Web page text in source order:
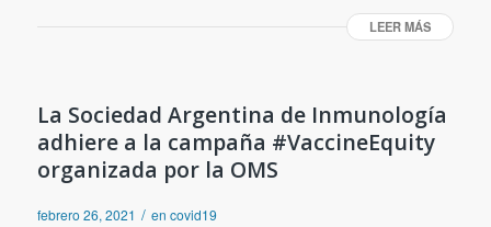
LEER MÁS
La Sociedad Argentina de Inmunología
adhiere a la campaña #VaccineEquity
organizada por la OMS
febrero 26, 2021 / en covid19